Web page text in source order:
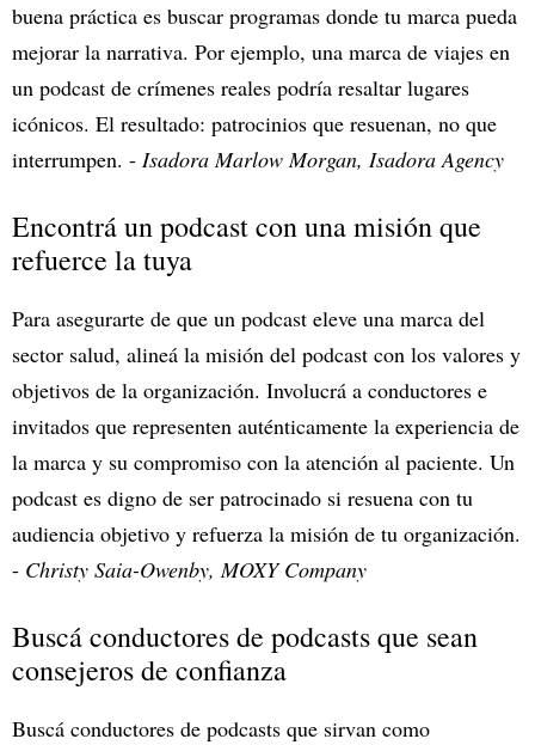
buena práctica es buscar programas donde tu marca pueda
mejorar la narrativa. Por ejemplo, una marca de viajes en
un podcast de crímenes reales podría resaltar lugares
icónicos. El resultado: patrocinios que resuenan, no que
interrumpen. - Isadora Marlow Morgan, Isadora Agency
Encontrá un podcast con una misión que
refuerce la tuya
Para asegurarte de que un podcast eleve una marca del
sector salud, alineá la misión del podcast con los valores y
objetivos de la organización. Involucrá a conductores e
invitados que representen auténticamente la experiencia de
la marca y su compromiso con la atención al paciente. Un
podcast es digno de ser patrocinado si resuena con tu
audiencia objetivo y refuerza la misión de tu organización.
- Christy Saia-Owenby, MOXY Company
Buscá conductores de podcasts que sean
consejeros de confianza
Buscá conductores de podcasts que sirvan como